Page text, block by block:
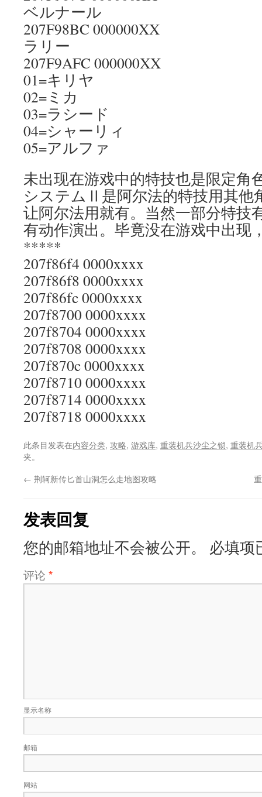
ベルナール
207F98BC 000000XX
ラリー
207F9AFC 000000XX
01=キリヤ
02=ミカ
03=ラシード
04=シャーリィ
05=アルファ
未出现在游戏中的特技也是限定角
システムⅡ是阿尔法的特技用其他
让阿尔法用就有。当然一部分特技
有动作演出。毕竟没在游戏中出现
*****
207f86f4 0000xxxx
207f86f8 0000xxxx
207f86fc 0000xxxx
207f8700 0000xxxx
207f8704 0000xxxx
207f8708 0000xxxx
207f870c 0000xxxx
207f8710 0000xxxx
207f8714 0000xxxx
207f8718 0000xxxx
此条目发表在内容分类, 攻略, 游戏库, 重装机兵沙尘之锁, 重装机
夹。
← 荆轲新传匕首山洞怎么走地图攻略
发表回复
您的邮箱地址不会被公开。 必填项
评论 *
显示名称
邮箱
网站